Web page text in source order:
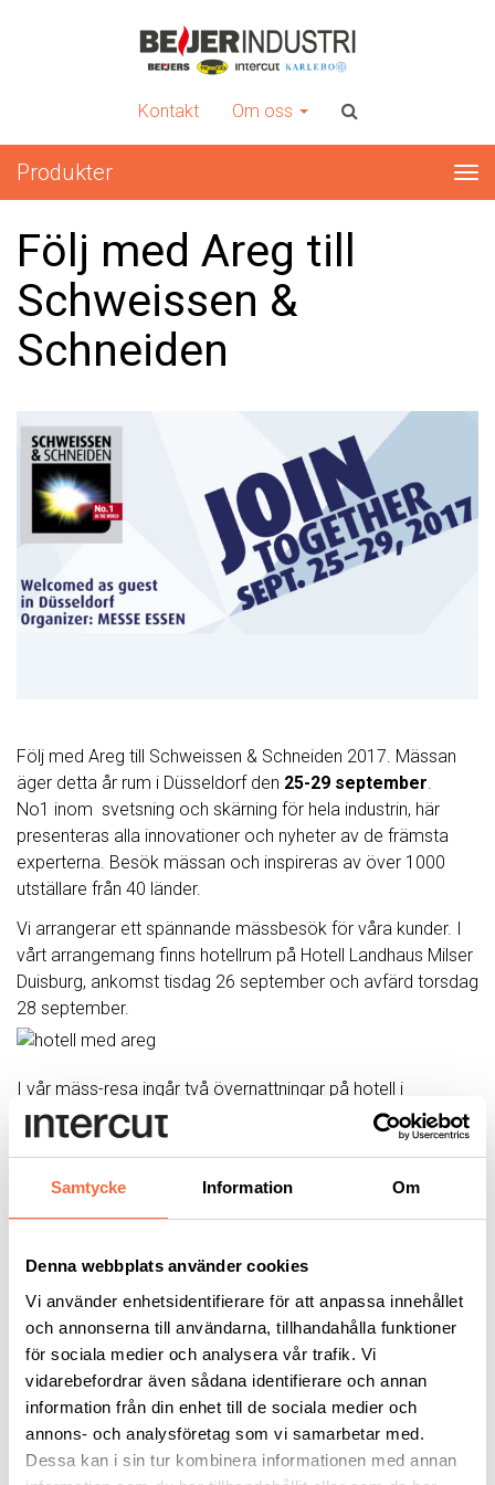
Samtycke Information Om
Denna webbplats använder cookies
Vi använder enhetsidentifierare för att anpassa innehållet
och annonserna till användarna, tillhandahålla funktioner
för sociala medier och analysera vår trafik. Vi
vidarebefordrar även sådana identifierare och annan
information från din enhet till de sociala medier och
annons- och analysföretag som vi samarbetar med.
Dessa kan i sin tur kombinera informationen med annan
INTERCUT
Er kompletta leverantör av plåtbearbetningsmaskiner
Kontakt Om oss
Produkter
Följ med Areg till
Schweissen &
Schneiden
Följ med Areg till Schweissen & Schneiden 2017. Mässan
äger detta år rum i Düsseldorf den 25-29 september.
No1 inom svetsning och skärning för hela industrin, här
presenteras alla innovationer och nyheter av de främsta
experterna. Besök mässan och inspireras av över 1000
utställare från 40 länder.
Vi arrangerar ett spännande mässbesök för våra kunder. I
vårt arrangemang finns hotellrum på Hotell Landhaus Milser
Duisburg, ankomst tisdag 26 september och avfärd torsdag
28 september.
I vår mäss-resa ingår två övernattningar på hotell i
enkelrum, två frukost samt två middagar dels
ankomstdagen samt på onsdag kväll. Dessutom ingår
egna leverantörer men även till andra intressanta nyheter
och sevärdheter.
där gå igenom nyheterna med svensktalande personal, det
blir fasta tider så man kan välja ut de montrar som är av
intresse.
Pris per deltagare: SEK 5400,- . Kontakta oss om du endast
önskar hjälp med hotellrum.
resor från/till flyg och Mässhallarna, men vi kommer förstås
organisera efter bästa förmåga så det blir enkelt och